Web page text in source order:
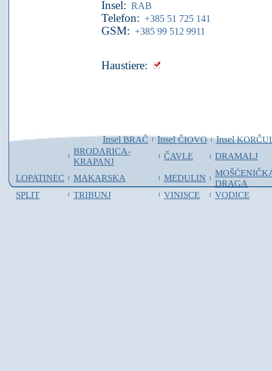
Insel: RAB
Telefon: +385 51 725 141
GSM: +385 99 512 9911
Haustiere:
InselBRAČ InselČIOVO I Insel
BRODARICA-
KRAPANJ
ČAVLE DRAMALJ
LOPATINEC MAKARSKA MEDULIN
DRAGA
SPLIT
TRIBUNJ VINISCE VODICE